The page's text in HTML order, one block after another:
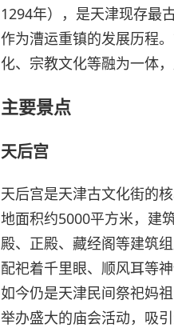
1294年），是天津现存最
作为漕运重镇的发展历程
化、宗教文化等融为一体
主要景点
天后宫
天后宫是天津古文化街的
地面积约5000平方米，建
殿、正殿、藏经阁等建筑
配祀着千里眼、顺风耳等
如今仍是天津民间祭祀妈
举办盛大的庙会活动，吸